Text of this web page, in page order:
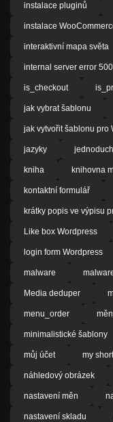
instalace pluginů
instalace
interaktivní mapa světa
internal server error 500
is_checkout
jak vybrat šablonu
jak vytvořit šablonu pro
jazyky
kniha knihovna
kontaktní formulář
krátky popis ve výpisu
Like box Wordpress
login form Wordpress
malware
Media deduper
menu_order
minimalistické šablony
můj účet my
náhledový obrázek
nastavení měn
nastavení skladu